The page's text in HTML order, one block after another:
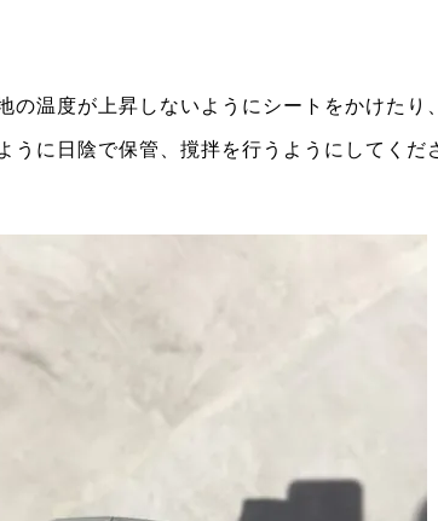
の温度が上昇しないようにシートをかけたり
に日陰で保管、撹拌を行うようにしてくだ